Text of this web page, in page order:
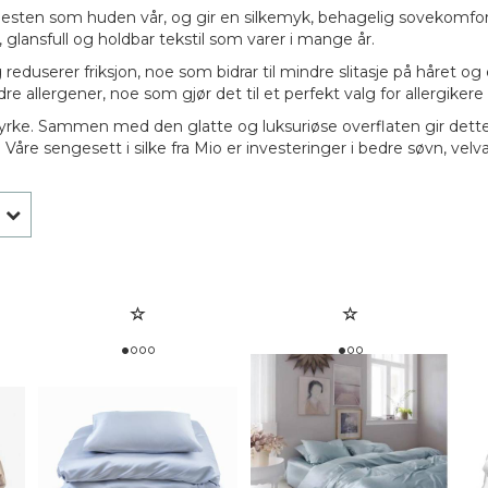
som huden vår, og gir en silkemyk, behagelig
og holdbar tekstil som varer i mange år.
friksjon, noe som bidrar til mindre slitasje på håret
allergener, noe som gjør det til et perfekt valg for
Sammen med den glatte og luksuriøse overflaten gir
sengesett i silke fra Mio er investeringer i bedre søvn,